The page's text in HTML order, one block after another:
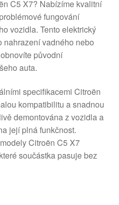
C5 X7? Nabízíme kvalitní
fungování
vozidla. Tento elektrický
vadného nebo
původní
auta.
specifikacemi Citroën
kompatibilitu a snadnou
demontována z vozidla a
její plná funkčnost.
Citroën C5 X7
součástka pasuje bez